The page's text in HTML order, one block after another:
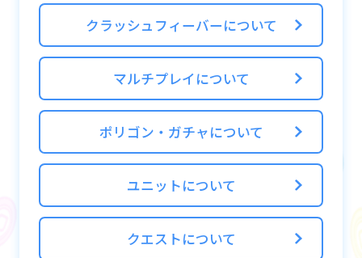
ドミッションLv.5のクリアが必要になりま
【基本的な遊び方】
ALICEシミュレーターでは属性を1つ選択して
プレイを行います。
クラッシュフィーバーについて
マルチプレイについて
ポリゴン・ガチャについて
ユニットについて
クエストについて